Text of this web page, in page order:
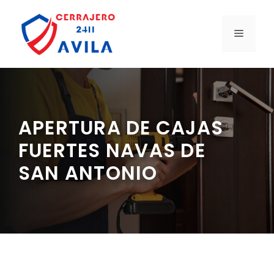
contenido
MENÚ
APERTURA DE CAJAS
FUERTES NAVAS DE
SAN ANTONIO